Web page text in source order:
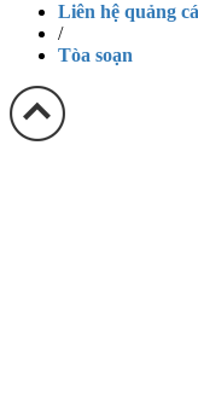
Liên hệ quảng
/
Tòa soạn